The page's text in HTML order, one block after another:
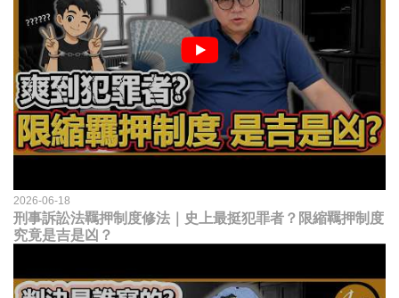
2026-06-18
刑事訴訟法羈押制度修法｜史上最挺犯罪者？限縮羈押制度
究竟是吉是凶？